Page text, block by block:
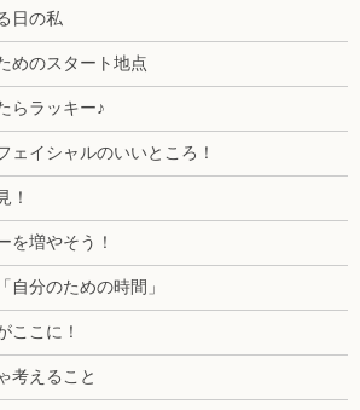
日の私
めのスタート地点
らラッキー♪
ェイシャルのいいところ！
！
を増やそう！
自分のための時間」
ここに！
考えること